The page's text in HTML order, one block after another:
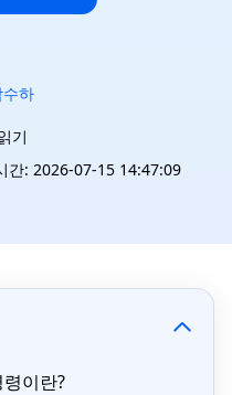
수하
기
간: 2026-07-15 14:47:09
이란?